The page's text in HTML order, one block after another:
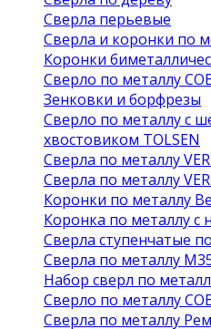
Сверла перьевые
Сверла и коронки по
Коронки
Сверло по металлу
Зенковки и борфрезы
Сверло по металлу с
хвостовиком TOLSEN
Сверла по металлу
Сверла по металлу
Коронки по металлу
Коронка по металлу с
Сверла ступенчатые
Сверла по металлу
Набор сверл по
Сверло по металлу
Сверла по металлу